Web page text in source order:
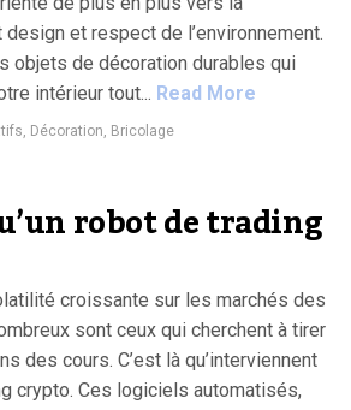
et respect de l’environnement.
objets de décoration durables qui
intérieur tout... Read More
Décoration, Bricolage
robot de trading
croissante sur les marchés des
sont ceux qui cherchent à tirer
des cours. C’est là qu’interviennent
crypto. Ces logiciels automatisés,